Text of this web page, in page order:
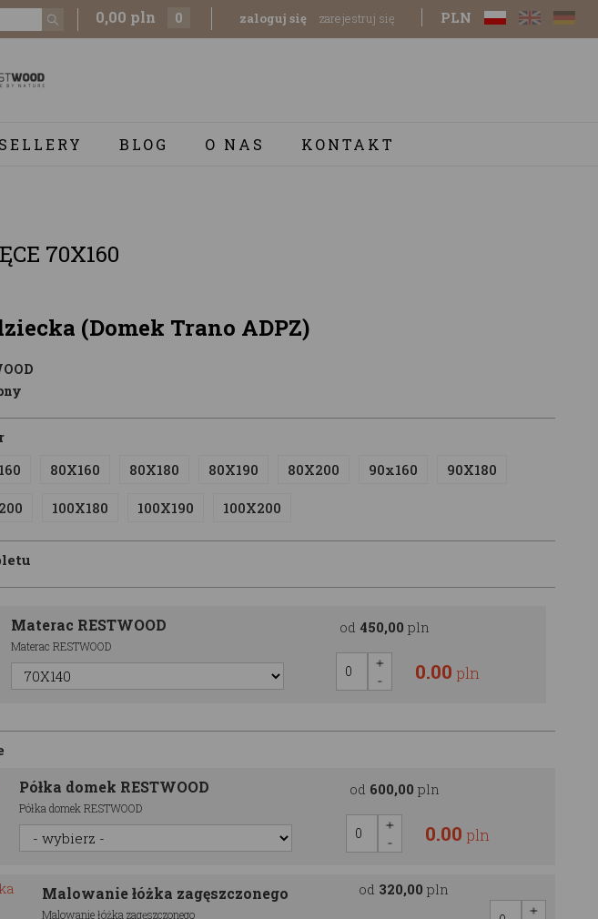
0,00 pln 0 zaloguj się zarejestruj się PLN
BLOG O NAS KONTAKT
70X160
(Domek Trano ADPZ)
80X160 80X180 80X190 80X200 90x160 90X180
100X180 100X190 100X200
Materac RESTWOOD
Materac RESTWOOD
od450,00 pln
0.00 pln
Półka domek RESTWOOD
Półka domek RESTWOOD
od 600,00 pln
0.00 pln
Malowanie łóżka zagęszczonego
Malowanie łóżka zagęszczonego
od 320,00 pln